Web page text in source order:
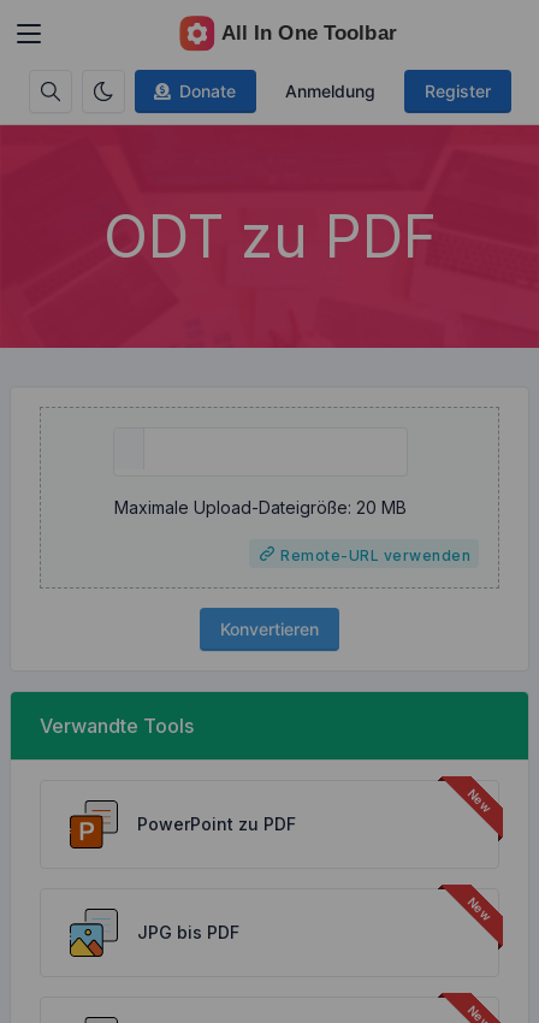
Donate Anmeldung Register
ODT zu PDF
Maximale Upload-Dateigröße: 20 MB
Remote-URL verwenden
Konvertieren
Verwandte Tools
PowerPoint zu PDF
JPG bis PDF